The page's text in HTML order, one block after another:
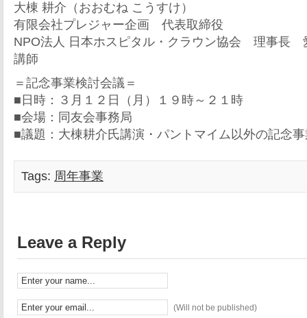
大棟 耕介（おおむね こうすけ）
有限会社プレジャー企画 代表取締役
NPO法人 日本ホスピタル・クラウン協会 理事長
講師
＝記念事業検討会議＝
■日時：３月１２日（月）１９時～２１時
■会場：同友会事務局
■議題：大棟耕介氏講演・パントマイム以外の記念
Tags: 周年事業
Leave a Reply
(Will not be published)